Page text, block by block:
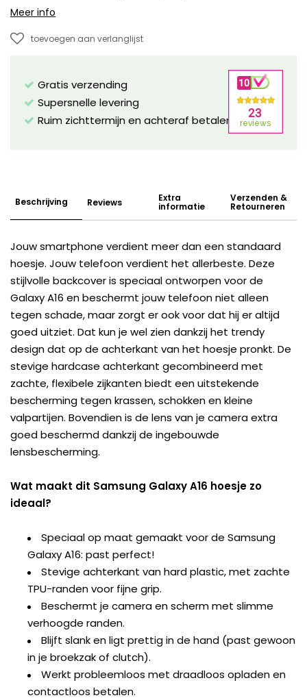
Meer info
toevoegen aan verlanglijst
Gratis verzending
Supersnelle levering
Ruim zichttermijn en achteraf betalen mogelijk!
Beschrijving Reviews Extra
informatie
Verzenden &
Retourneren
Jouw smartphone verdient meer dan een standaard
hoesje. Jouw telefoon verdient het allerbeste. Deze
stijlvolle backcover is speciaal ontworpen voor de
Galaxy A16 en beschermt jouw telefoon niet alleen
tegen schade, maar zorgt er ook voor dat hij er altijd
goed uitziet. Dat kun je wel zien dankzij het trendy
design dat op de achterkant van het hoesje pronkt. De
stevige hardcase achterkant gecombineerd met
zachte, flexibele zijkanten biedt een uitstekende
bescherming tegen krassen, schokken en kleine
valpartijen. Bovendien is de lens van je camera extra
goed beschermd dankzij de ingebouwde
lensbescherming.
Wat maakt dit Samsung Galaxy A16 hoesje zo
ideaal?
Speciaal op maat gemaakt voor de Samsung
Galaxy A16: past perfect!
Stevige achterkant van hard plastic, met zachte
TPU-randen voor fijne grip.
Beschermt je camera en scherm met slimme
verhoogde randen.
Blijft slank en ligt prettig in de hand (past gewoon
in je broekzak of clutch).
Werkt probleemloos met draadloos opladen en
contactloos betalen.